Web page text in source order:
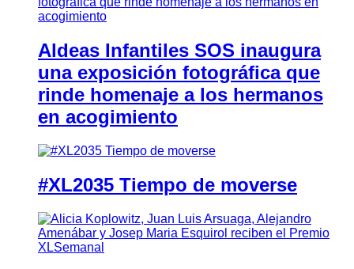
Aldeas Infantiles SOS inaugura
una exposición fotográfica que
rinde homenaje a los hermanos
en acogimiento
#XL2035 Tiempo de moverse